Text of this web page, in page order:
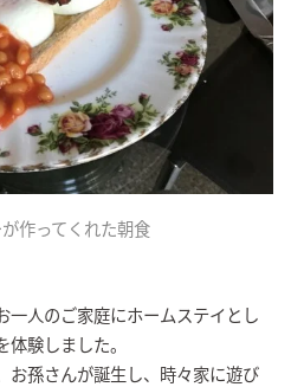
作ってくれた朝食
一人のご家庭にホームステイとし
験しました。
お孫さんが誕生し、時々家に遊び